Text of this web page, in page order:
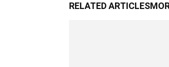
RELATED ARTICLES